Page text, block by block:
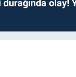
olay!